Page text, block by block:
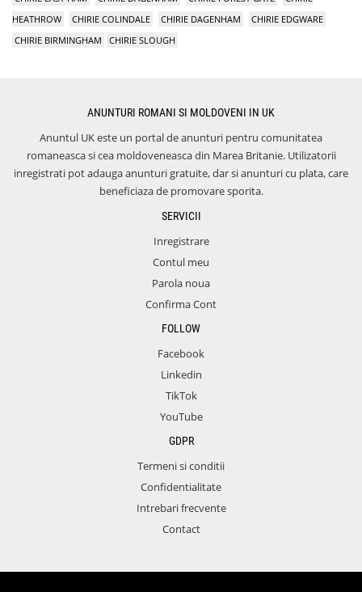
HEATHROW
CHIRIE COLINDALE CHIRIE DAGENHAM
CHIRIE EDGWARE
CHIRIE BIRMINGHAM
CHIRIE SLOUGH
ANUNTURI ROMANI SI MOLDOVENI IN UK
Anuntul UK este un portal de anunturi pentru comunitatea
romaneasca si cea moldoveneasca din Marea Britanie. Utilizatorii
inregistrati pot adauga anunturi gratuite, dar si anunturi cu plata, care
beneficiaza de promovare sporita.
SERVICII
Inregistrare
Contul meu
Parola noua
Confirma Cont
FOLLOW
Facebook
Linkedin
TikTok
YouTube
GDPR
Termeni si conditii
Confidentialitate
Intrebari frecvente
Contact